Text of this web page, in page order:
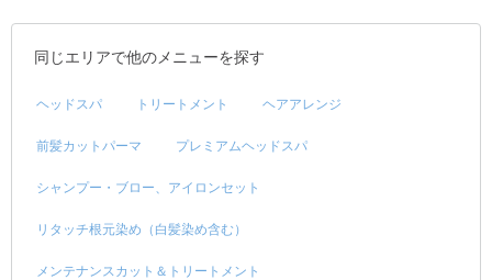
同じエリアで他のメニューを探す
ヘッドスパ トリートメント ヘアアレンジ
前髪カットパーマ プレミアムヘッドスパ
シャンプー・ブロー、アイロンセット
リタッチ根元染め（白髪染め含む）
メンテナンスカット＆トリートメント